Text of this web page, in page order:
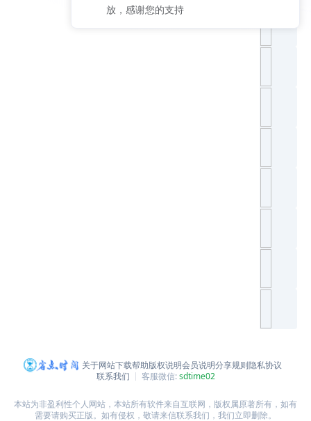
关于网站下载帮助版权说明会员说明分享规则隐私协议
联系我们
客服微信:sdtime02
本站为非盈利性个人网站，本站所有软件来自互联网，版权属原著所有，如有
需要请购买正版。如有侵权，敬请来信联系我们，我们立即删除。
放，感谢您的支持